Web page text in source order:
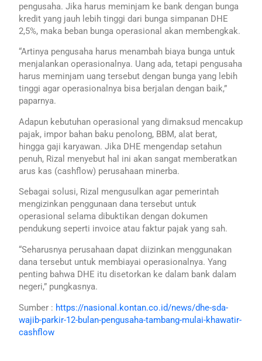
pengusaha. Jika harus meminjam ke bank dengan bunga
kredit yang jauh lebih tinggi dari bunga simpanan DHE
2,5%, maka beban bunga operasional akan membengkak.
“Artinya pengusaha harus menambah biaya bunga untuk
menjalankan operasionalnya. Uang ada, tetapi pengusaha
harus meminjam uang tersebut dengan bunga yang lebih
tinggi agar operasionalnya bisa berjalan dengan baik,”
paparnya.
Adapun kebutuhan operasional yang dimaksud mencakup
pajak, impor bahan baku penolong, BBM, alat berat,
hingga gaji karyawan. Jika DHE mengendap setahun
penuh, Rizal menyebut hal ini akan sangat memberatkan
arus kas (cashflow) perusahaan minerba.
Sebagai solusi, Rizal mengusulkan agar pemerintah
mengizinkan penggunaan dana tersebut untuk
operasional selama dibuktikan dengan dokumen
pendukung seperti invoice atau faktur pajak yang sah.
“Seharusnya perusahaan dapat diizinkan menggunakan
dana tersebut untuk membiayai operasionalnya. Yang
penting bahwa DHE itu disetorkan ke dalam bank dalam
negeri,” pungkasnya.
Sumber : https://nasional.kontan.co.id/news/dhe-sda-
wajib-parkir-12-bulan-pengusaha-tambang-mulai-khawatir-
cashflow